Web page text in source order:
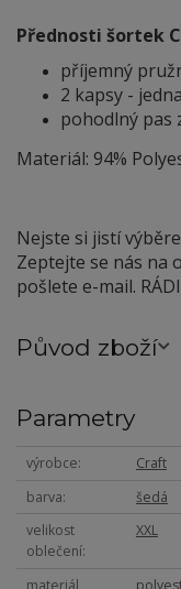
Přednosti šortek
příjemný
2 kapsy -
pohodlný pas
Materiál: 94%
Nejste si jistí
Zeptejte se nás na
pošlete e-mail.
Původ zboží
Parametry
výrobce
Craft
barva
šedá
velikost
oblečení
XXL
materiál